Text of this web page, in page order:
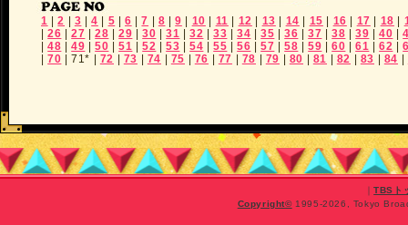
1 |2 3 |4 5 |6 |7 8 |9 10 11 12 13 14 15 16 17 18
|26 |27 |28 |29 |30 |31 |32 |33 |34 |35 |36 |37 |38 |39 |40 |
|48 |49 |50 |51 |52 |53 |54 |55 |56 |57 |58 |59 |60 |61 |62 |
|70 |71* 72 73 74 75 76 77 78 79 80 81 82 83 84
｜TBSト
Copyright© 1995-2026, Tokyo